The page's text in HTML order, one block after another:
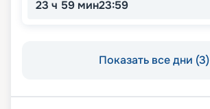
23 ч 59 мин23:59
Показать все дни (3)